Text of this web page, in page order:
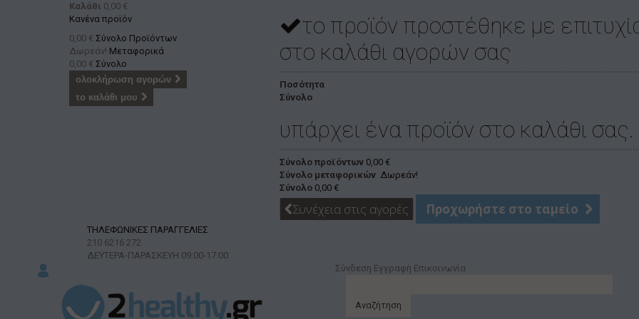
Καλάθι 0,00 €
Κανένα προϊόν
0,00 € Σύνολο Προϊόντων
Δωρεάν! Μεταφορικά
0,00 € Σύνολο
ολοκλήρωση αγορών
το καλάθι μου
το προϊόν προστέθηκε με
στο καλάθι αγορών σας
Ποσότητα
Σύνολο
υπάρχει ένα προϊόν στο καλάθι σας.
Σύνολο προϊόντων 0,00 €
Σύνολο μεταφορικών Δωρεάν!
Σύνολο 0,00 €
Συνέχεια στις αγορές Προχωρήστε στο ταμείο
ΤΗΛΕΦΩΝΙΚΕΣ ΠΑΡΑΓΓΕΛΙΕΣ
210 6216 272
ΔΕΥΤΕΡΑ-ΠΑΡΑΣΚΕΥΗ 09:00-17:00
Σύνδεση Εγγραφή Επικοινωνία
Αναζήτηση